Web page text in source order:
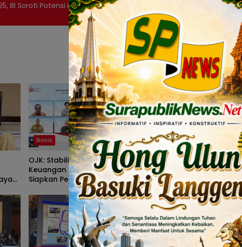
BI Soroti Potensi Kopi dan Cokelat Jawa Timur untuk Hilirisasi
Bisnis
OJK: Stabilitas Sektor Jasa
Keuangan Tetap Terjaga,
Siapkan Pengawasan Bursa
Mineral Mulai 2027
Peristiwa
Deep Talk dr Aisah Dahlan
Hadir di Surabaya, Bahas
Pentingnya Memahami
Pasangan dalam
Membangun Hubungan
Harmonis